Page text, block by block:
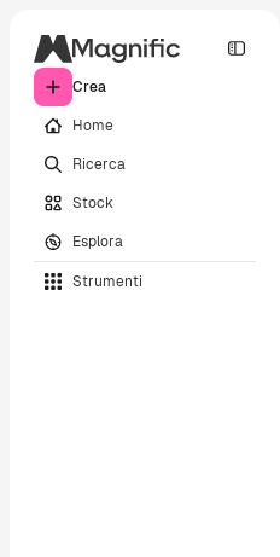
Crea
Home
Ricerca
Stock
Esplora
Strumenti